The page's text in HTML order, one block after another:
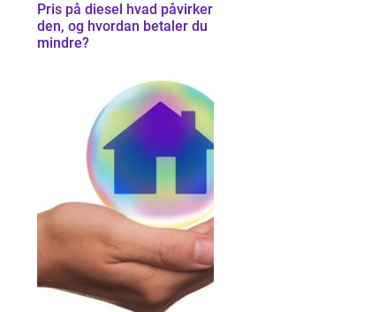
Pris på diesel hvad påvirker
den, og hvordan betaler du
mindre?